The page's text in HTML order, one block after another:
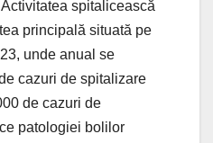
spitalicească
principală situată pe
unde anual se
cazuri de spitalizare
de cazuri de
patologiei bolilor